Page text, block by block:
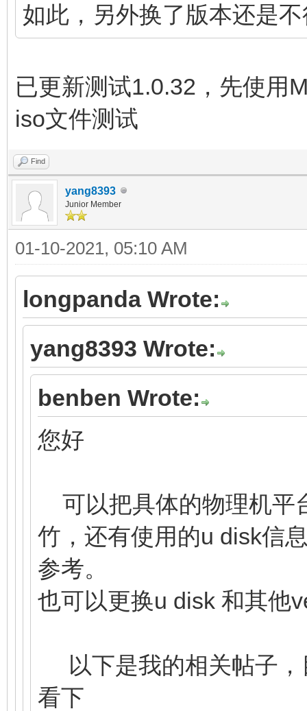
如此，另外换了版本还是
已更新测试1.0.32，先使用
iso文件测试
Find
yang8393
Junior Member
01-10-2021, 05:10 AM
longpanda Wrote:
yang8393 Wrote:
benben Wrote:
您好
可以把具体的物理机平
竹，还有使用的u disk信
参考。
也可以更换u disk 和其他
以下是我的相关帖子，
看下